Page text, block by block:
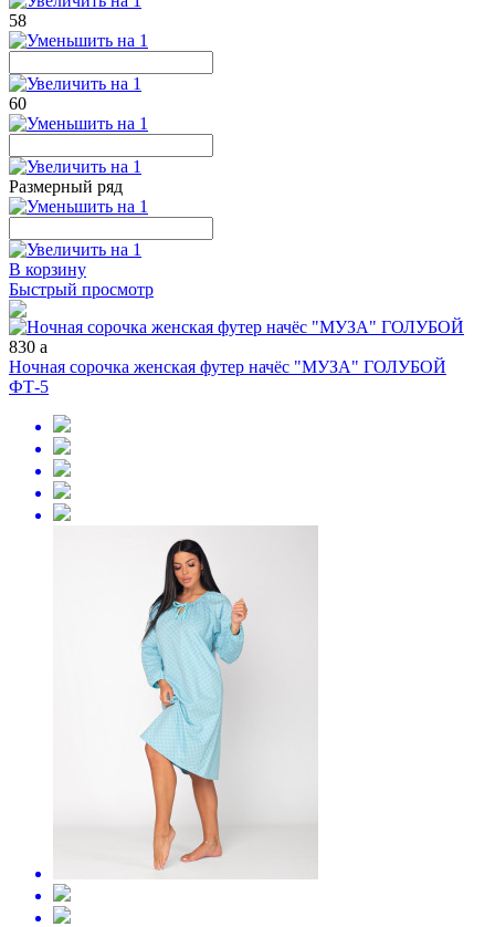
58
60
Размерный ряд
В корзину
Быстрый просмотр
830 a
Ночная сорочка женская футер начёс "МУЗА" ГОЛУБОЙ
ФТ-5